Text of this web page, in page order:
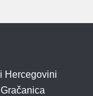
Hercegovini